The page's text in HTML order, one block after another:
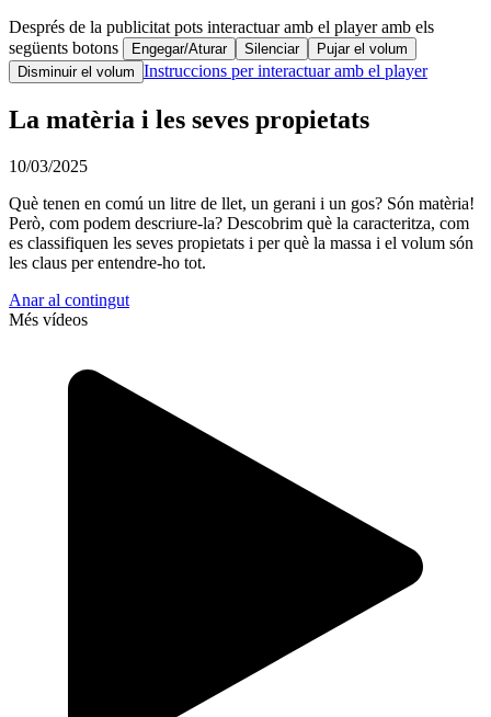
Després de la publicitat pots interactuar amb el player amb els
següents botons
Engegar/Aturar Silenciar
Pujar el volum
Disminuir el volum Instruccions per interactuar amb el player
La matèria i les seves propietats
10/03/2025
Què tenen en comú un litre de llet, un gerani i un gos? Són matèria!
Però, com podem descriure-la? Descobrim què la caracteritza, com
es classifiquen les seves propietats i per què la massa i el volum són
les claus per entendre-ho tot.
Anar al contingut
Més vídeos